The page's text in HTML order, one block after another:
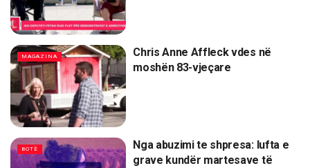
MAGAZINA
Chris Anne Affleck vdes në
moshën 83-vjeçare
BOTË
Nga abuzimi te shpresa: lufta e
grave kundër martesave të